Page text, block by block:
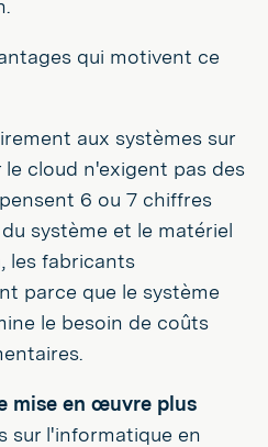
qui motivent ce
aux systèmes sur
le cloud n'exigent pas des
6 ou 7 chiffres
système et le matériel
les fabricants
parce que le système
le besoin de coûts
mise en œuvre plus
sur l'informatique en